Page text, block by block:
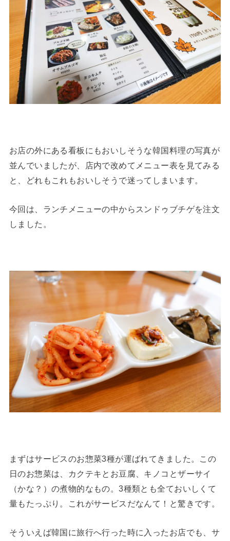
お店の外にある看板にもおいしそうな韓国料理の写真が
並んでいましたが、店内で改めてメニュー表を見てみる
と、どれもこれもおいしそうで迷ってしまいます。
今回は、ランチメニューの中からスンドゥブチゲを注文
しました。
まずはサービスのお惣菜3種が運ばれてきました。この
日のお惣菜は、カクテキとお豆腐、キノコとザーサイ
（かな？）の煮物的なもの。3種類とも全ておいしくて
量もたっぷり。これがサービスだなんて！と驚きです。
そういえば韓国に旅行へ行った時に入ったお店でも、サ